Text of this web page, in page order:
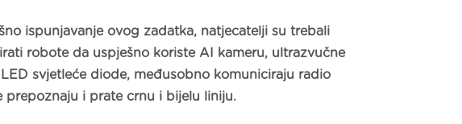
ispunjavanje ovog zadatka, natjecatelji su trebali
robote da uspješno koriste AI kameru, ultrazvučne
svjetleće diode, međusobno komuniciraju radio
prepoznaju i prate crnu i bijelu liniju.